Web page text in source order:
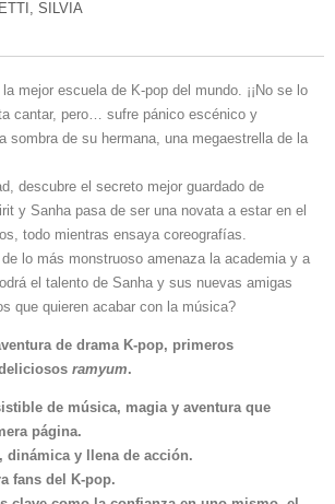
SILVIA
mejor escuela de K-pop del mundo. ¡¡No se lo
cantar, pero… sufre pánico escénico y
sombra de su hermana, una megaestrella de la
descubre el secreto mejor guardado de
y Sanha pasa de ser una novata a estar en el
todo mientras ensaya coreografías.
lo más monstruoso amenaza la academia y a
el talento de Sanha y sus nuevas amigas
que quieren acabar con la música?
de drama K-pop, primeros
ramyum.
de música, magia y aventura que
página.
dinámica y llena de acción.
fans del K-pop.